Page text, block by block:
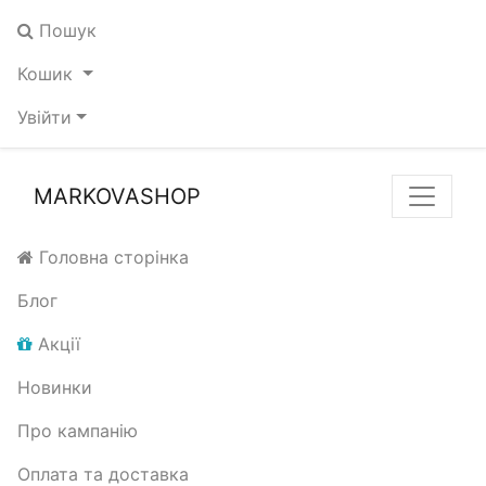
Пошук
Кошик
Увійти
MARKOVASHOP
Головна сторінка
Блог
Акції
Новинки
Про кампанію
Оплата та доставка